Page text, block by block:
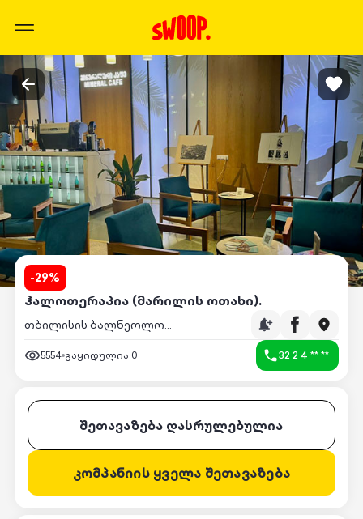
-29%
ჰალოთერაპია (მარილის ოთახი).
თბილისის ბალნეოლოგიური სპა კურორტი
5554 გაყიდულია 0 32 2 4 ** **
შეთავაზება დასრულებულია
კომპანიის ყველა შეთავაზება